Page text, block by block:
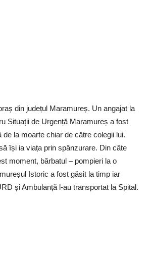
din județul Maramureș. Un angajat la
Situații de Urgență Maramureș a fost
la moarte chiar de către colegii lui.
își ia viața prin spânzurare. Din câte
moment, bărbatul – pompieri la o
Istoric a fost găsit la timp iar
și Ambulanță l-au transportat la Spital.